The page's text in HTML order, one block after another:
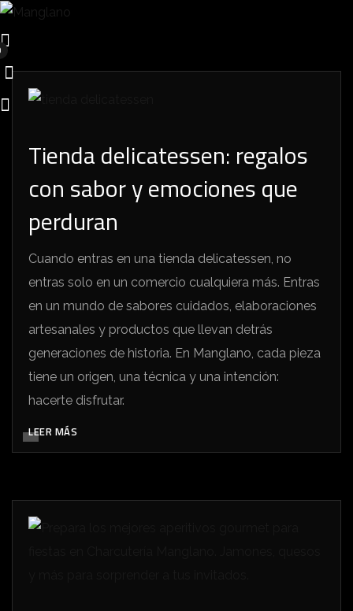
Tienda delicatessen: regalos
con sabor y emociones que
perduran
Cuando entras en una tienda delicatessen, no
entras solo en un comercio cualquiera más. Entras
en un mundo de sabores cuidados, elaboraciones
artesanales y productos que llevan detrás
generaciones de historia. En Manglano, cada pieza
tiene un origen, una técnica y una intención:
hacerte disfrutar.
LEER MÁS